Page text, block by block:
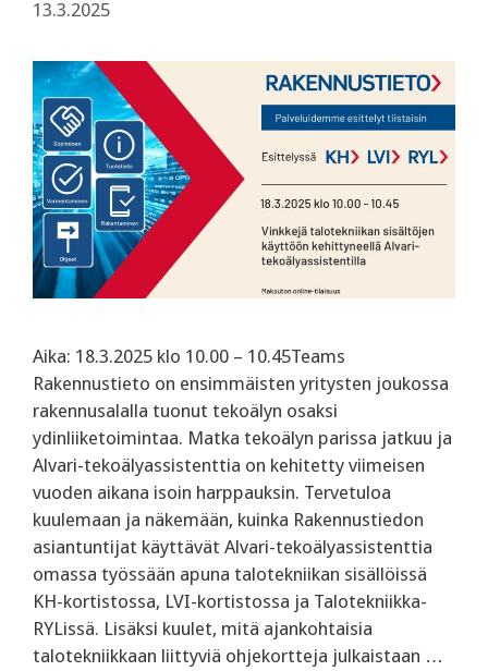
13.3.2025
Aika: 18.3.2025 klo 10.00 – 10.45Teams
Rakennustieto on ensimmäisten yritysten joukossa
rakennusalalla tuonut tekoälyn osaksi
ydinliiketoimintaa. Matka tekoälyn parissa jatkuu ja
Alvari-tekoälyassistenttia on kehitetty viimeisen
vuoden aikana isoin harppauksin. Tervetuloa
kuulemaan ja näkemään, kuinka Rakennustiedon
asiantuntijat käyttävät Alvari-tekoälyassistenttia
omassa työssään apuna talotekniikan sisällöissä
KH-kortistossa, LVI-kortistossa ja Talotekniikka-
RYLissä. Lisäksi kuulet, mitä ajankohtaisia
talotekniikkaan liittyviä ohjekortteja julkaistaan …